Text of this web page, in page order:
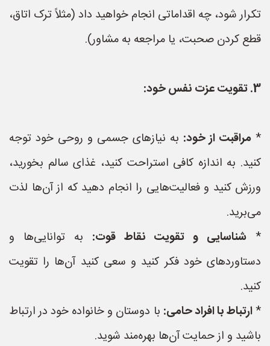
تکرار شود، چه اقداماتی انجام خواهید داد (مثلاً ترک اتاق،
قطع کردن صحبت، یا مراجعه به مشاور).
3. تقویت عزت نفس خود:
* مراقبت از خود: به نیازهای جسمی و روحی خود توجه
کنید. به اندازه کافی استراحت کنید، غذای سالم بخورید،
ورزش کنید و فعالیت‌هایی را انجام دهید که از آن‌ها لذت
می‌برید.
* شناسایی و تقویت نقاط قوت: به توانایی‌ها و
دستاوردهای خود فکر کنید و سعی کنید آن‌ها را تقویت
کنید.
*ارتباط با افراد حامی: با دوستان و خانواده خود در ارتباط
باشید و از حمایت آن‌ها بهره‌مند شوید.